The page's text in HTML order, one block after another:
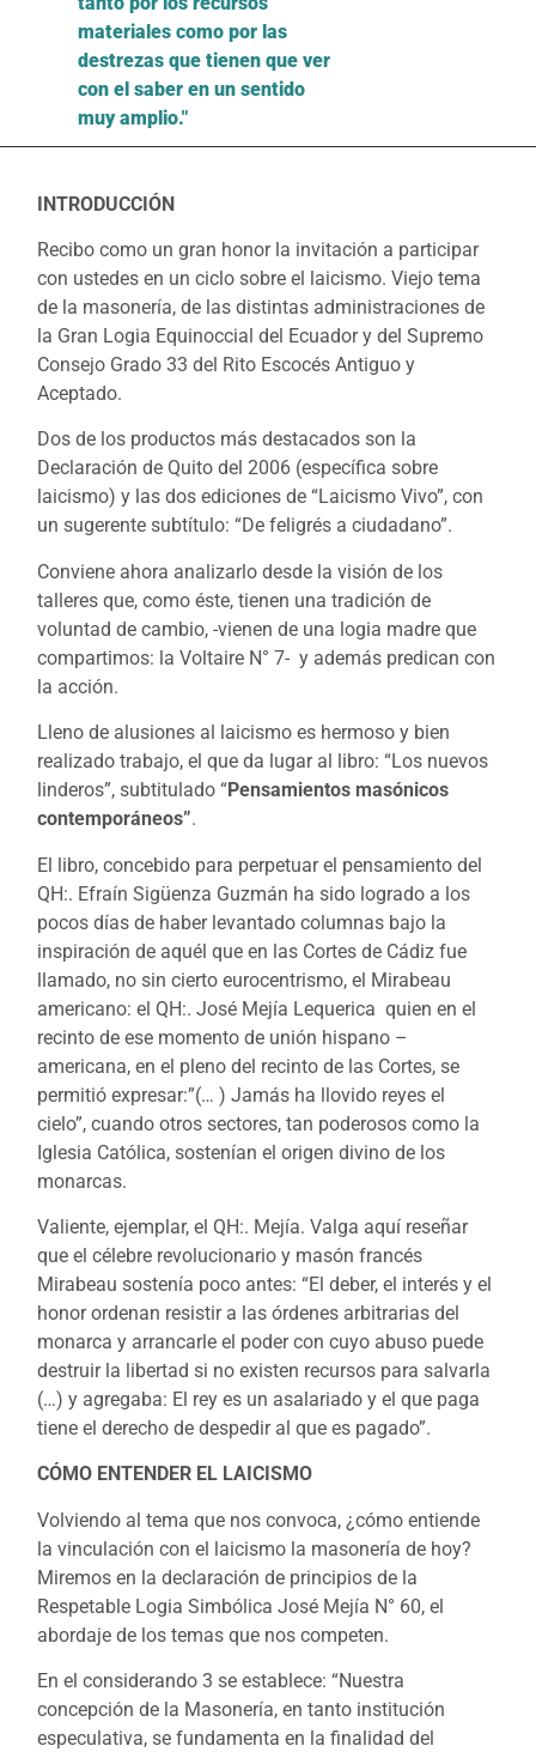
materiales como por las
destrezas que tienen que ver
con el saber en un sentido
muy amplio."
INTRODUCCIÓN
Recibo como un gran honor la invitación a participar
con ustedes en un ciclo sobre el laicismo. Viejo tema
de la masonería, de las distintas administraciones de
la Gran Logia Equinoccial del Ecuador y del Supremo
Consejo Grado 33 del Rito Escocés Antiguo y
Aceptado.
Dos de los productos más destacados son la
Declaración de Quito del 2006 (específica sobre
laicismo) y las dos ediciones de “Laicismo Vivo”, con
un sugerente subtítulo: “De feligrés a ciudadano”.
Conviene ahora analizarlo desde la visión de los
talleres que, como éste, tienen una tradición de
voluntad de cambio, -vienen de una logia madre que
compartimos: la Voltaire N° 7- y además predican con
la acción.
Lleno de alusiones al laicismo es hermoso y bien
realizado trabajo, el que da lugar al libro: “Los nuevos
linderos”, subtitulado “Pensamientos masónicos
contemporáneos”.
El libro, concebido para perpetuar el pensamiento del
QH:. Efraín Sigüenza Guzmán ha sido logrado a los
pocos días de haber levantado columnas bajo la
inspiración de aquél que en las Cortes de Cádiz fue
llamado, no sin cierto eurocentrismo, el Mirabeau
americano: el QH:. José Mejía Lequerica quien en el
recinto de ese momento de unión hispano –
americana, en el pleno del recinto de las Cortes, se
permitió expresar:”(… ) Jamás ha llovido reyes el
cielo”, cuando otros sectores, tan poderosos como la
Iglesia Católica, sostenían el origen divino de los
monarcas.
Valiente, ejemplar, el QH:. Mejía. Valga aquí reseñar
que el célebre revolucionario y masón francés
Mirabeau sostenía poco antes: “El deber, el interés y el
honor ordenan resistir a las órdenes arbitrarias del
monarca y arrancarle el poder con cuyo abuso puede
destruir la libertad si no existen recursos para salvarla
(…) y agregaba: El rey es un asalariado y el que paga
tiene el derecho de despedir al que es pagado”.
CÓMO ENTENDER EL LAICISMO
Volviendo al tema que nos convoca, ¿cómo entiende
la vinculación con el laicismo la masonería de hoy?
Miremos en la declaración de principios de la
Respetable Logia Simbólica José Mejía N° 60, el
abordaje de los temas que nos competen.
En el considerando 3 se establece: “Nuestra
concepción de la Masonería, en tanto institución
especulativa, se fundamenta en la finalidad del